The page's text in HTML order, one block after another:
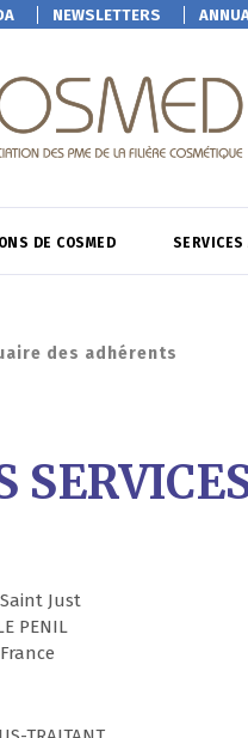
NEWSLETTERS
DE COSMED
des adhérents
Just
PENIL